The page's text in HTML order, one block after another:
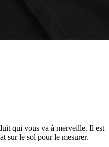
qui vous va à merveille. Il est
sur le sol pour le mesurer.